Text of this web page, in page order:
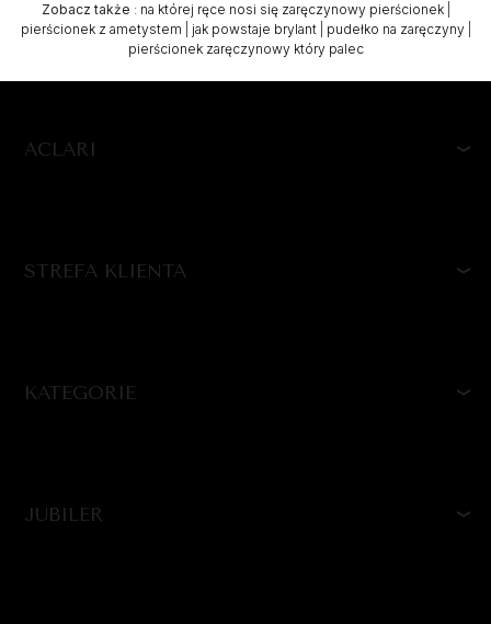
Zobacz także : na której ręce nosi się zaręczynowy pierścionek|
pierścionek z ametystem
jak powstaje brylant| pudełko na zaręczyny|
pierścionek zaręczynowy który palec
ACLARI
STREFA KLIENTA
KATEGORIE
JUBILER